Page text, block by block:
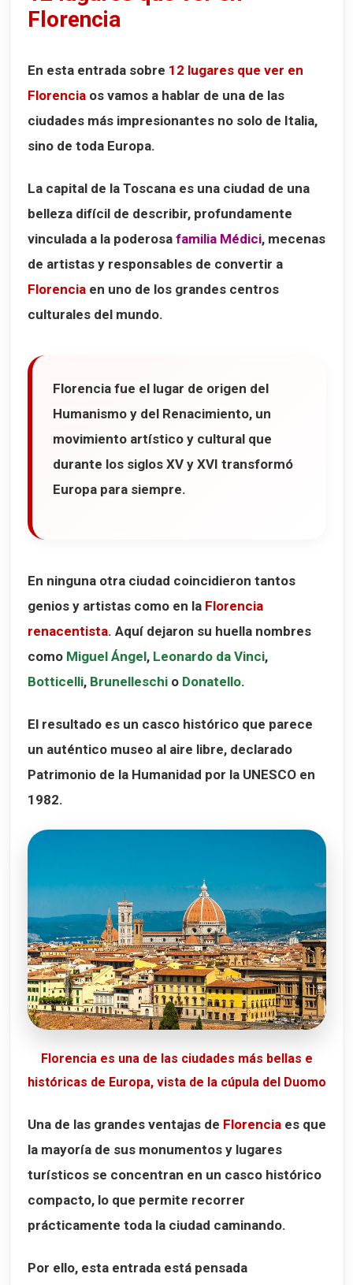
Llegar a Florencia en coche
Hotel degli Orafi
Hotel Alba Florence
Dónde comer en Florencia
Ristorante I'Tuscani
Trattoria ZaZa
Osteria Santo Spirito
Florencia
En esta entrada sobre 12 lugares que ver en
Florencia os vamos a hablar de una de las
ciudades más impresionantes no solo de Italia,
sino de toda Europa.
La capital de la Toscana es una ciudad de una
belleza difícil de describir, profundamente
vinculada a la poderosa familia Médici, mecenas
de artistas y responsables de convertir a
Florencia en uno de los grandes centros
culturales del mundo.
Florencia fue el lugar de origen del
Humanismo y del Renacimiento, un
movimiento artístico y cultural que
durante los siglos XV y XVI transformó
Europa para siempre.
En ninguna otra ciudad coincidieron tantos
genios y artistas como en la Florencia
renacentista. Aquí dejaron su huella nombres
como Miguel Ángel, Leonardo da Vinci,
Botticelli, Brunelleschi o Donatello.
El resultado es un casco histórico que parece
un auténtico museo al aire libre, declarado
Patrimonio de la Humanidad por la UNESCO en
1982.
Florencia es una de las ciudades más bellas e
históricas de Europa, vista de la cúpula del Duomo
Una de las grandes ventajas de Florencia es que
la mayoría de sus monumentos y lugares
turísticos se concentran en un casco histórico
compacto, lo que permite recorrer
prácticamente toda la ciudad caminando.
Por ello, esta entrada está pensada